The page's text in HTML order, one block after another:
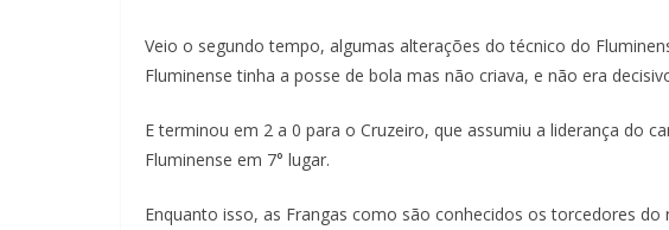
Veio o segundo tempo, algumas alterações do técnico do
Fluminense tinha a posse de bola mas não criava, e não era
E terminou em 2 a 0 para o Cruzeiro, que assumiu a liderança do
Fluminense em 7° lugar.
Enquanto isso, as Frangas como são conhecidos os torcedores